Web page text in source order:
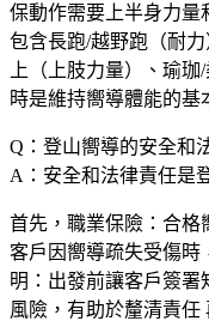
保動作需要上半身力量
包含長跑/越野跑（耐
上（上肢力量）、瑜
時是維持嚮導體能的基
Q：登山嚮導的安全和
A：安全和法律責任是
首先， 職業保險 ：合
客戶因嚮導疏失受傷時
明 ：出發前讓客戶簽
風險，有助於釐清責任